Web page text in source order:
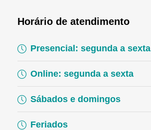
Horário de atendimento
Presencial: segunda a sexta
Online: segunda a sexta
Sábados e domingos
Feriados